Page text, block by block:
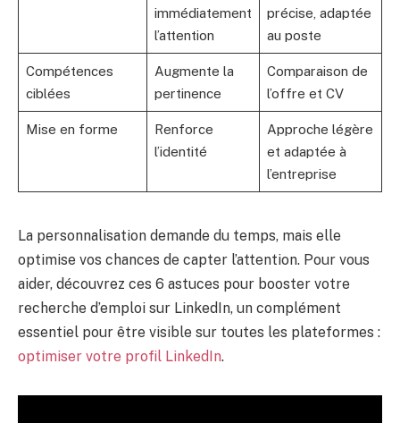
immédiatement
l’attention
précise, adaptée
au poste
Compétences
ciblées
Augmente la
pertinence
Comparaison de
l’offre et CV
Mise en forme
Renforce
l’identité
Approche légère
et adaptée à
l’entreprise
La personnalisation demande du temps, mais elle
optimise vos chances de capter l’attention. Pour vous
aider, découvrez ces 6 astuces pour booster votre
recherche d’emploi sur LinkedIn, un complément
essentiel pour être visible sur toutes les plateformes :
optimiser votre profil LinkedIn.